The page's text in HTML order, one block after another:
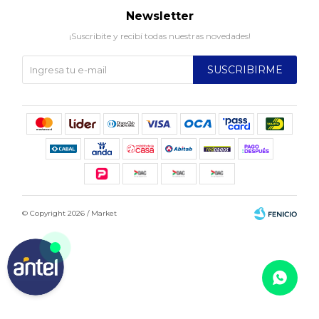
Newsletter
¡Suscribite y recibí todas nuestras novedades!
SUSCRIBIRME
© Copyright 2026 / Market